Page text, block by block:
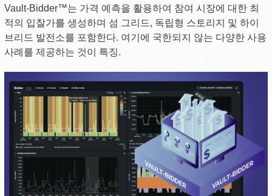
Vault-Bidder™는 가격 예측을 활용하여 참여 시장에 대한 최
적의 입찰가를 생성하며 섬 그리드, 독립형 스토리지 및 하이
브리드 발전소를 포함한다. 여기에 국한되지 않는 다양한 사용
사례를 제공하는 것이 특징.